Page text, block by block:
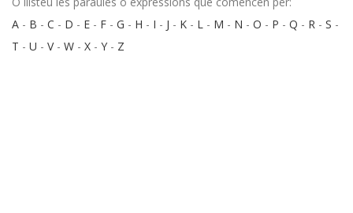
A - B - C - D - E - F - G - H - I - J - K - L - M - N - O - P - Q - R - S -
T - U - V- W - X - Y - Z